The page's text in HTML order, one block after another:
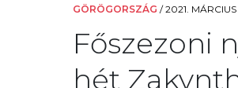
GÖRÖGORSZÁG /2021.
Főszezoni
hét